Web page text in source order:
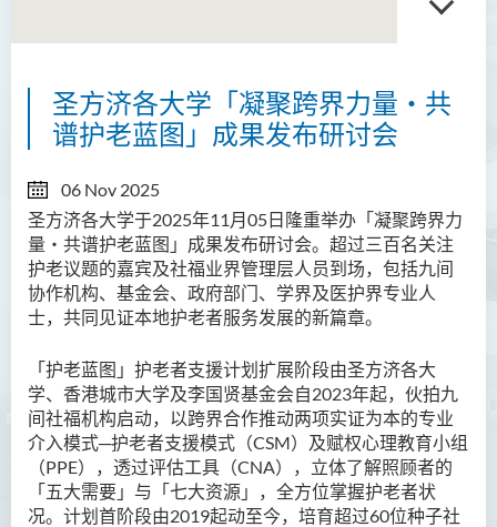
圣方济各大学「凝聚跨界力量‧共
谱护老蓝图」成果发布研讨会
06 Nov 2025
圣方济各大学于2025年11 月05日隆重举办「凝聚跨界力
量‧共谱护老蓝图」成果发布研讨会。超过三百名关注
护老议题的嘉宾及社福业界管理层人员到场，包括九间
协作机构、基金会、政府部门、学界及医护界专业人
士，共同见证本地护老者服务发展的新篇章。
「护老蓝图」护老者支援计划扩展阶段由圣方济各大
学、香港城市大学及李国贤基金会自2023年起，伙拍九
间社福机构启动，以跨界合作推动两项实证为本的专业
介入模式─护老者支援模式（CSM）及赋权心理教育小组
（PPE），透过评估工具（CNA），立体了解照顾者的
「五大需要」与「七大资源」，全方位掌握护老者状
况。计划首阶段由2019起动至今，培育超过60位种子社